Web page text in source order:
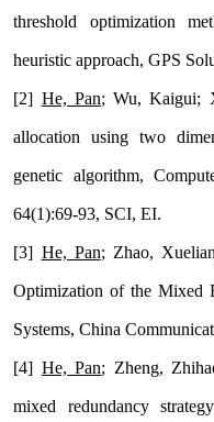
threshold optimization
heuristic approach, GPS
[2] He, Pan; Wu, Kaigui;
allocation using two
genetic algorithm,
64(1):69-93, SCI, EI.
[3] He, Pan; Zhao,
Optimization of the Mixed
Systems, China
[4] He, Pan; Zheng,
mixed redundancy